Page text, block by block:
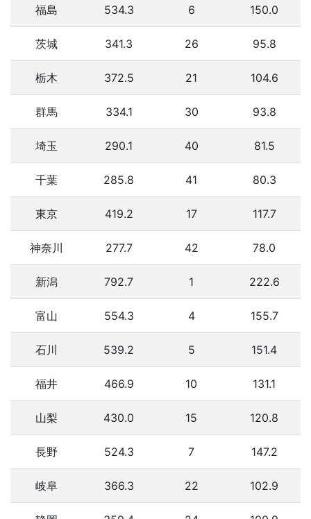
福島 534.3 6 150.0
茨城 341.3 26 95.8
栃木 372.5 21 104.6
群馬 334.1 30 93.8
埼玉 290.1 40 81.5
千葉 285.8 41 80.3
東京 419.2 17 117.7
神奈川 277.7 42 78.0
新潟 792.7 1 222.6
富山 554.3 4 155.7
石川 539.2 5 151.4
福井 466.9 10 131.1
山梨 430.0 15 120.8
長野 524.3 7 147.2
岐阜 366.3 22 102.9